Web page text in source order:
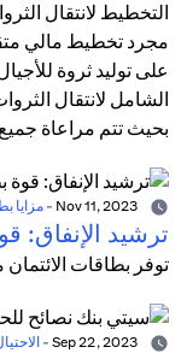
التخطيط لانتقال
مجرد تخطيط مالي
على توليد ثروة
الشامل لانتقال
بحيث تتم مراعاة جميع
- مزايا
ترشيد الإنفاق:
توفر بطاقات
-